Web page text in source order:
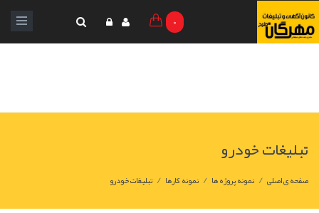
0
تبلیغات خودرو
صفحه ی اصلی / نمونه پروژه ها / نمونه کارها /تبلیغات خودرو